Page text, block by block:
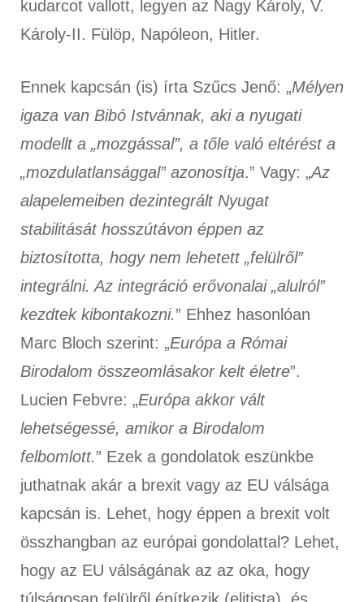
kudarcot vallott, legyen az Nagy Károly, V.
Károly-II. Fülöp, Napóleon, Hitler.
Ennek kapcsán (is) írta Szűcs Jenő: „Mélyen
igaza van Bibó Istvánnak, aki a nyugati
modellt a „mozgással”, a tőle való eltérést a
„mozdulatlansággal” azonosítja.” Vagy: „Az
alapelemeiben dezintegrált Nyugat
stabilitását hosszútávon éppen az
biztosította, hogy nem lehetett „felülről”
integrálni. Az integráció erővonalai „alulról”
kezdtek kibontakozni.” Ehhez hasonlóan
Marc Bloch szerint: „Európa a Római
Birodalom összeomlásakor kelt életre”.
Lucien Febvre: „Európa akkor vált
lehetségessé, amikor a Birodalom
felbomlott.” Ezek a gondolatok eszünkbe
juthatnak akár a brexit vagy az EU válsága
kapcsán is. Lehet, hogy éppen a brexit volt
összhangban az európai gondolattal? Lehet,
hogy az EU válságának az az oka, hogy